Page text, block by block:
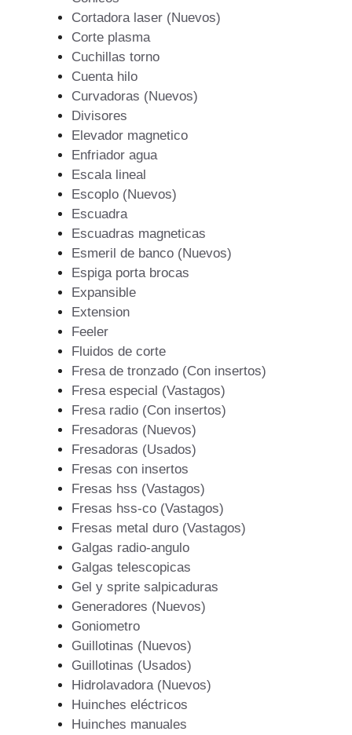
Cortadora laser (Nuevos)
Corte plasma
Cuchillas torno
Cuenta hilo
Curvadoras (Nuevos)
Divisores
Elevador magnetico
Enfriador agua
Escala lineal
Escoplo (Nuevos)
Escuadra
Escuadras magneticas
Esmeril de banco (Nuevos)
Espiga porta brocas
Expansible
Extension
Feeler
Fluidos de corte
Fresa de tronzado (Con insertos)
Fresa especial (Vastagos)
Fresa radio (Con insertos)
Fresadoras (Nuevos)
Fresadoras (Usados)
Fresas con insertos
Fresas hss (Vastagos)
Fresas hss-co (Vastagos)
Fresas metal duro (Vastagos)
Galgas radio-angulo
Galgas telescopicas
Gel y sprite salpicaduras
Generadores (Nuevos)
Goniometro
Guillotinas (Nuevos)
Guillotinas (Usados)
Hidrolavadora (Nuevos)
Huinches eléctricos
Huinches manuales